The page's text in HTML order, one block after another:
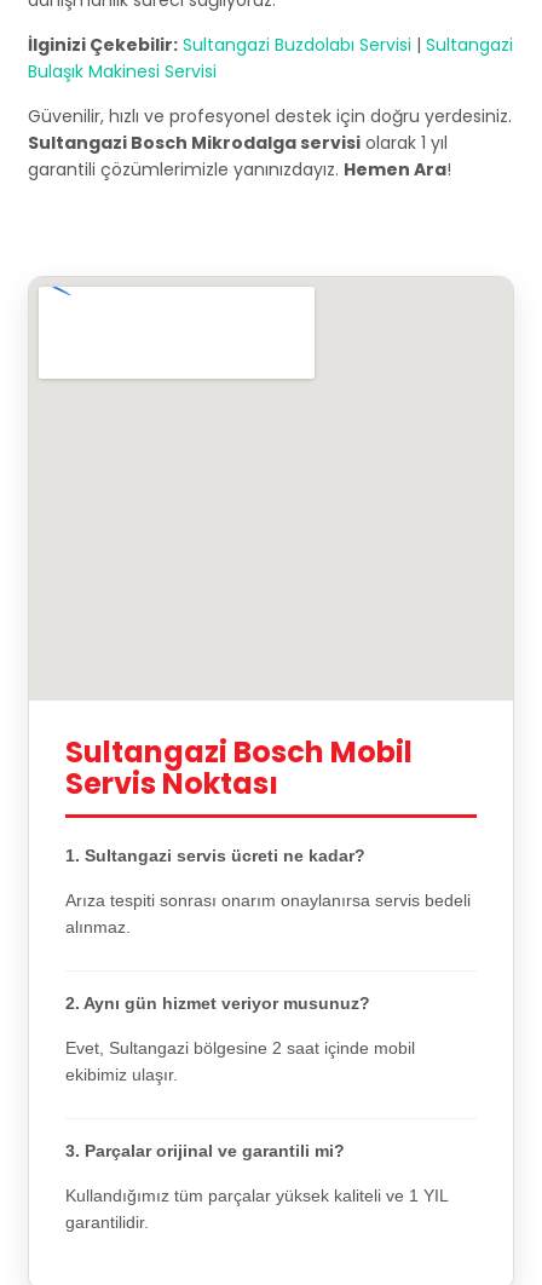
İlginizi Çekebilir: Sultangazi Buzdolabı Servisi | Sultangazi
Bulaşık Makinesi Servisi
Güvenilir, hızlı ve profesyonel destek için doğru yerdesiniz.
Sultangazi Bosch Mikrodalga servisi olarak 1 yıl
garantili çözümlerimizle yanınızdayız. Hemen Ara!
Sultangazi Bosch Mobil
Servis Noktası
1. Sultangazi servis ücreti ne kadar?
Arıza tespiti sonrası onarım onaylanırsa servis bedeli
alınmaz.
2. Aynı gün hizmet veriyor musunuz?
Evet, Sultangazi bölgesine 2 saat içinde mobil
ekibimiz ulaşır.
3. Parçalar orijinal ve garantili mi?
Kullandığımız tüm parçalar yüksek kaliteli ve 1 YIL
garantilidir.